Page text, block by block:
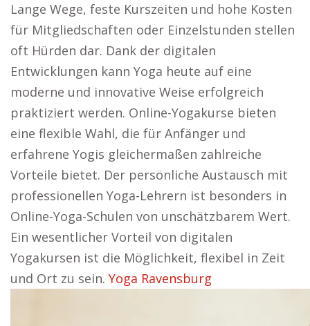
Lange Wege, feste Kurszeiten und hohe Kosten
für Mitgliedschaften oder Einzelstunden stellen
oft Hürden dar. Dank der digitalen
Entwicklungen kann Yoga heute auf eine
moderne und innovative Weise erfolgreich
praktiziert werden. Online-Yogakurse bieten
eine flexible Wahl, die für Anfänger und
erfahrene Yogis gleichermaßen zahlreiche
Vorteile bietet. Der persönliche Austausch mit
professionellen Yoga-Lehrern ist besonders in
Online-Yoga-Schulen von unschätzbarem Wert.
Ein wesentlicher Vorteil von digitalen
Yogakursen ist die Möglichkeit, flexibel in Zeit
und Ort zu sein. Yoga Ravensburg